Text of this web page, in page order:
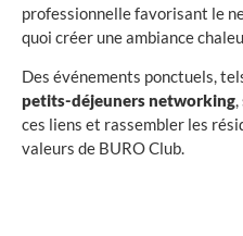
professionnelle favorisant le
quoi créer une ambiance
Des événements ponctuels,
petits-déjeuners networking,
ces liens et rassembler les
valeurs de BURO Club.